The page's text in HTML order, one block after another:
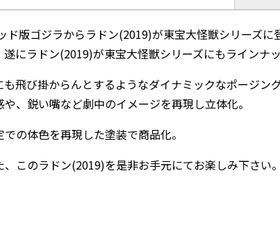
ド版ゴジラからラドン(2019)が東宝大怪獣シリーズに
にラドン(2019)が東宝大怪獣シリーズにもラインナッ
飛び掛からんとするようなダイナミックなポージング
、鋭い嘴など劇中のイメージを再現し立体化。
の体色を再現した塗装で商品化。
このラドン(2019)を是非お手元にてお楽しみ下さい。